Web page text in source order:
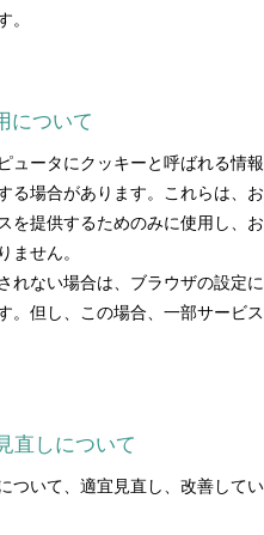
。
について
ュータにクッキーと呼ばれる情報
る場合があります。これらは、お
を提供するためのみに使用し、お
ません。
れない場合は、ブラウザの設定に
。但し、この場合、一部サービス
直しについて
ついて、適宜見直し、改善してい